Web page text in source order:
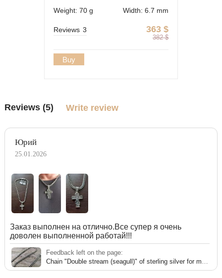
Weight: 70 g Width: 6.7 mm
363 $
382 $
Reviews 3
Buy
Reviews (5) Write review
Юрий
25.01.2026
Заказ выполнен на отлично.Все супер я очень
доволен выполненной работай!!!
Feedback left on the page: